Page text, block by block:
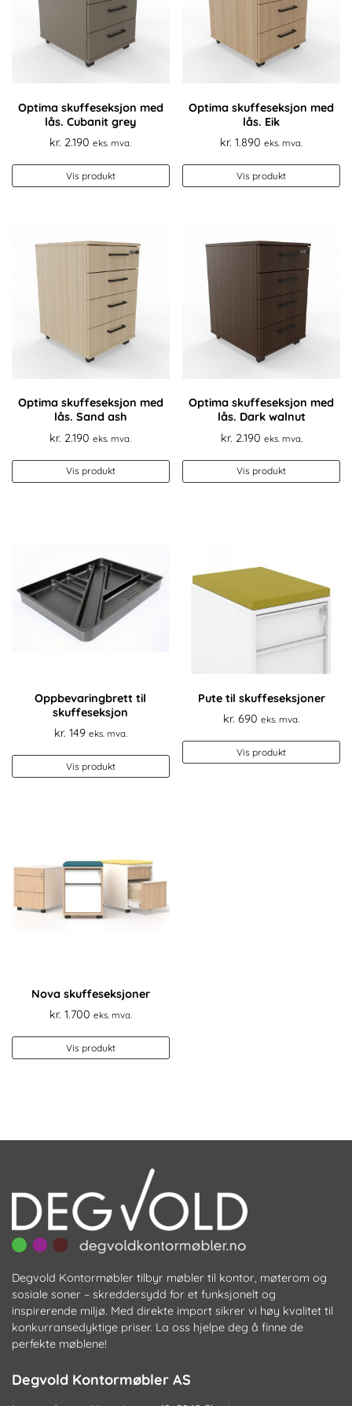
Optima skuffeseksjon med
lås. Cubanit grey
kr. 2.190 eks. mva.
Vis produkt
Optima skuffeseksjon med
lås. Eik
kr. 1.890 eks. mva.
Vis produkt
Optima skuffeseksjon med
lås. Sand ash
kr. 2.190 eks. mva.
Vis produkt
Optima skuffeseksjon med
lås. Dark walnut
kr. 2.190 eks. mva.
Vis produkt
Oppbevaringbrett til
skuffeseksjon
kr. 149 eks. mva.
Vis produkt
Pute til skuffeseksjoner
kr. 690 eks. mva.
Vis produkt
Nova skuffeseksjoner
kr. 1.700 eks. mva.
Vis produkt
Degvold Kontormøbler tilbyr møbler til kontor, møterom og
sosiale soner – skreddersydd for et funksjonelt og
inspirerende miljø. Med direkte import sikrer vi høy kvalitet til
konkurransedyktige priser. La oss hjelpe deg å finne de
perfekte møblene!
Degvold Kontormøbler AS